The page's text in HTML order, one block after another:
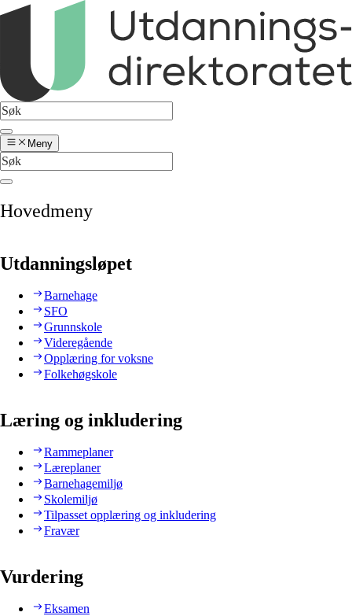
Meny
Hovedmeny
Utdanningsløpet
Barnehage
SFO
Grunnskole
Videregående
Opplæring for voksne
Folkehøgskole
Læring og inkludering
Rammeplaner
Læreplaner
Barnehagemiljø
Skolemiljø
Tilpasset opplæring og inkludering
Fravær
Vurdering
Eksamen